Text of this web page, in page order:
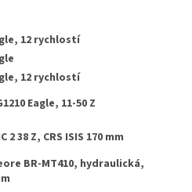
12 rychlostí
12 rychlostí
Eagle, 11-50 Z
2 38 Z, CRS ISIS 170 mm
BR-MT410, hydraulická,